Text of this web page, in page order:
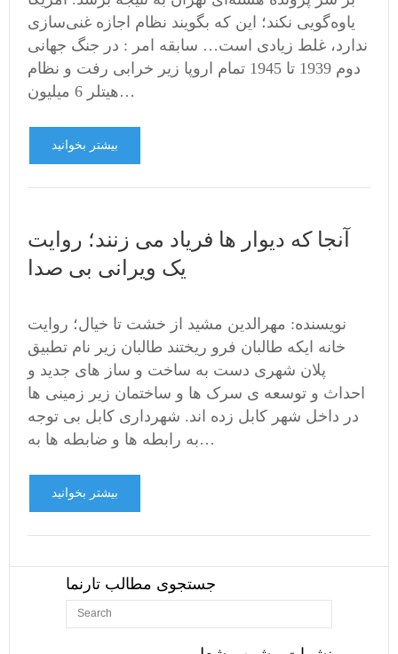
یاوه‌گویی نکند؛ این که بگویند نظام اجازه غنی‌سازی
ندارد، غلط زیادی است… سابقه امر : در جنگ جهانی
دوم 1939 تا 1945 تمام اروپا زیر خرابی رفت و نظام
هیتلر 6 میلیون…
بیشتر بخوانید
آنجا که دیوار ها فریاد می زنند؛ روایت
یک ویرانی بی صدا
نویسنده: مهرالدین مشید از خشت تا خیال؛ روایت
خانه ایکه طالبان فرو ریختند طالبان زیر نام تطبیق
پلان شهری دست به ساخت و ساز های جدید و
احداث و توسعه ی سرک ها و ساختمان زیر زمینی ها
در داخل شهر کابل زده اند. شهرداری کابل بی توجه
به رابطه ها و ضابطه ها به…
بیشتر بخوانید
جستجوی مطالب تارنما